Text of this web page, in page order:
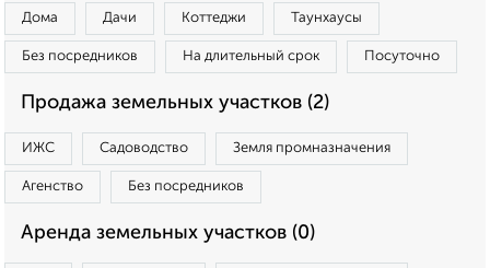
Дома Дачи Коттеджи Таунхаусы
Без посредников На длительный срок Посуточно
Продажа земельных участков (2)
ИЖС Садоводство Земля промназначения
Агенство Без посредников
Аренда земельных участков (0)